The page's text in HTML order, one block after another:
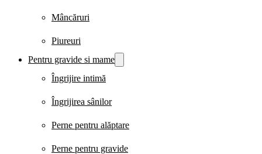
Mâncăruri
Piureuri
Pentru gravide si mame
Îngrijire intimă
Îngrijirea sânilor
Perne pentru alăptare
Perne pentru gravide